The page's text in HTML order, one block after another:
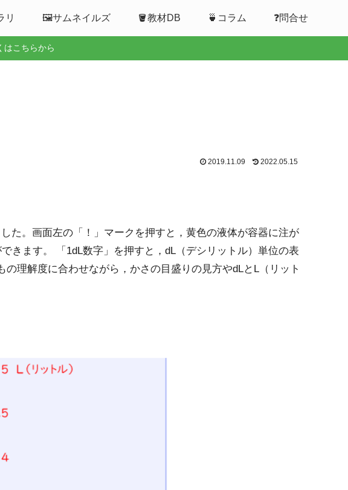
リ 🖼️サムネイルズ 🪣教材DB 🍵コラム ❓問合せ
はこちらから
2019.11.09 2022.05.15
た。画面左の「！」マークを押すと，黄色の液体が容器に注が
きます。 「1dL数字」を押すと，dL（デシリットル）単位の表
理解度に合わせながら，かさの目盛りの見方やdLとL（リット